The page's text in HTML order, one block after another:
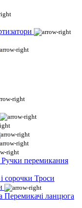
Ручки перемикання
Троси
Перемикачі ланцюга